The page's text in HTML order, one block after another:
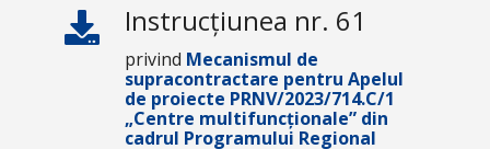
Instrucțiunea nr. 61
privind Mecanismul de
supracontractare pentru Apelul
de proiecte PRNV/2023/714.C/1
„Centre multifuncționale” din
cadrul Programului Regional